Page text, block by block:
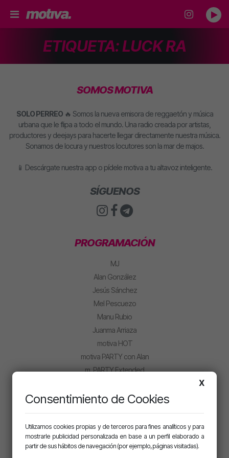
ETIQUETA:LUCK RA
SOMOS MOTIVA
SOLO PERREO🔥 Somos la nueva emisora de reggaetón y música
urbana que le flipa a todo el mundo. Una radio creada por artistas,
productores y deejays para hacerte llegar directamente nuestra música.
Sonamos de locura y nuestros locutores son la mar de majos.
📱 Descárgate nuestra app o pídele motiva a tu altavoz inteligente.
SÍGUENOS
PROGRAMACIÓN
MJ
Alan González
Jesús Sánchez
Mel Pescuezo
Manu Rubio
Juanma Arriaza
motiva HOT
motiva PARTY con Alan
m. PARTY Extended
Regístrate
X
Consentimiento de Cookies
Utilizamos cookies propias y de terceros para fines analíticos y para
mostrarle publicidad personalizada en base a un perfil elaborado a
partir de sus hábitos de navegación (por ejemplo, páginas visitadas).